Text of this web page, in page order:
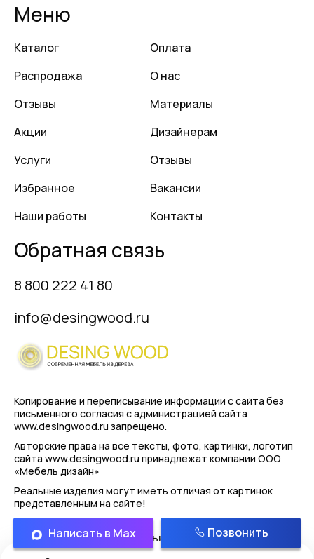
Меню
Каталог
Распродажа
Отзывы
Акции
Услуги
Избранное
Наши работы
Оплата
О нас
Материалы
Дизайнерам
Отзывы
Вакансии
Контакты
Обратная связь
8 800 222 41 80
info@desingwood.ru
Копирование и переписывание информации с сайта без
письменного согласия с администрацией сайта
www.desingwood.ru запрещено.
Авторские права на все тексты, фото, картинки, логотип
сайта www.desingwood.ru принадлежат компании ООО
«Мебель дизайн»
Реальные изделия могут иметь отличая от картинок
представленным на сайте!
Политика конфиденциальности
Написать в Max Позвонить